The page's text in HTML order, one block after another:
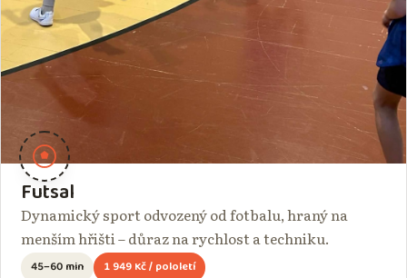
Futsal
Dynamický sport odvozený od fotbalu, hraný na
menším hřišti – důraz na rychlost a techniku.
45–60 min 1 949 Kč / pololetí